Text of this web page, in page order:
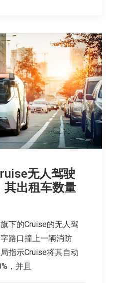
无人驾驶
其出租车数量
下的Cruise的无人驾
路口撞上一辆消防
指示Cruise将其自动
，并且